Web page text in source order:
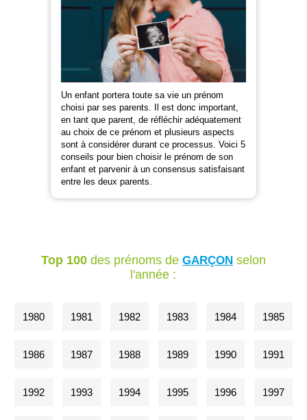
Un enfant portera toute sa vie un prénom
choisi par ses parents. Il est donc important,
en tant que parent, de réfléchir adéquatement
au choix de ce prénom et plusieurs aspects
sont à considérer durant ce processus. Voici 5
conseils pour bien choisir le prénom de son
enfant et parvenir à un consensus satisfaisant
entre les deux parents.
Top 100des prénoms de GARÇONselon
l'année :
1980 1981 1982 1983 1984 1985
1986 1987 1988 1989 1990 1991
1992 1993 1994 1995 1996 1997